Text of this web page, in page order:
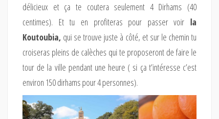
délicieux et ça te coutera seulement 4 Dirhams (40
centimes). Et tu en profiteras pour passer voir la
Koutoubia, qui se trouve juste à côté, et sur le chemin tu
croiseras pleins de calèches qui te proposeront de faire le
tour de la ville pendant une heure ( si ça t’intéresse c’est
environ 150 dirhams pour 4 personnes).